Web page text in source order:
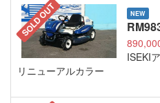
SOLD OUT NEW
ISEKI
リニューアルカラー